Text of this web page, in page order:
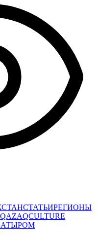
СТАТЬИРЕГИОНЫ
QAZAQCULTURE